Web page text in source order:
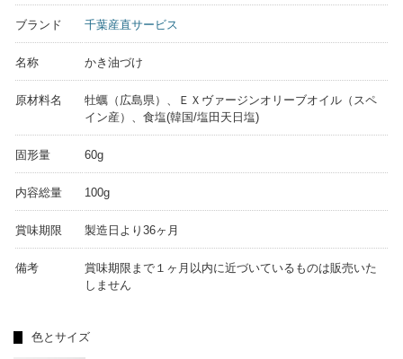
ブランド 千葉産直サービス
名称 かき油づけ
原材料名
牡蠣（広島県）、ＥＸヴァージンオリーブオイル（スペ
イン産）、食塩(韓国/塩田天日塩)
固形量 60g
内容総量 100g
賞味期限 製造日より36ヶ月
備考
賞味期限まで１ヶ月以内に近づいているものは販売いた
しません
色とサイズ